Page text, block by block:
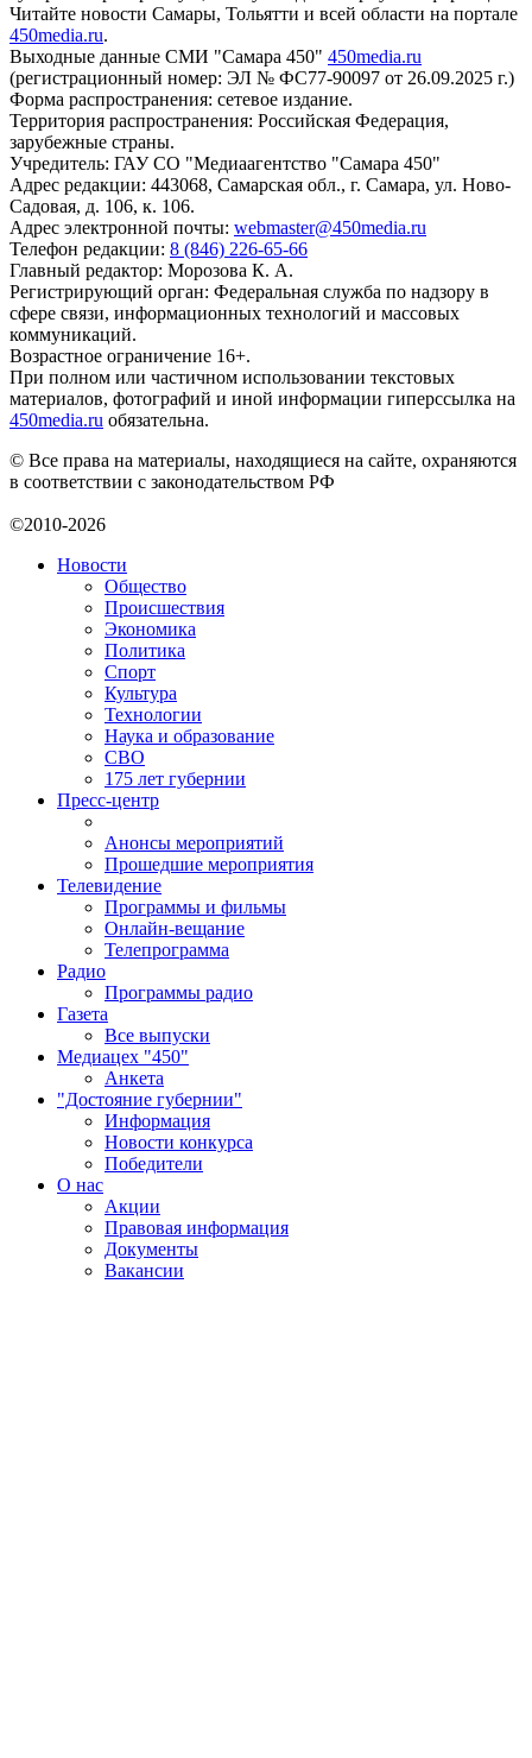
Читайте новости Самары, Тольятти и всей области на портале
450media.ru.
Выходные данные СМИ "Самара 450" 450media.ru
(регистрационный номер: ЭЛ № ФС77-90097 от 26.09.2025 г.)
Форма распространения: сетевое издание.
Территория распространения: Российская Федерация,
зарубежные страны.
Учредитель: ГАУ СО "Медиаагентство "Самара 450"
Адрес редакции: 443068, Самарская обл., г. Самара, ул. Ново-
Садовая, д. 106, к. 106.
Адрес электронной почты: webmaster@450media.ru
Телефон редакции: 8 (846) 226-65-66
Главный редактор: Морозова К. А.
Регистрирующий орган: Федеральная служба по надзору в
сфере связи, информационных технологий и массовых
коммуникаций.
Возрастное ограничение 16+.
При полном или частичном использовании текстовых
материалов, фотографий и иной информации гиперссылка на
450media.ru обязательна.
© Все права на материалы, находящиеся на сайте, охраняются
в соответствии с законодательством РФ
©2010-2026
Новости
Общество
Происшествия
Экономика
Политика
Спорт
Культура
Технологии
Наука и образование
СВО
175 лет губернии
Пресс-центр
Анонсы мероприятий
Прошедшие мероприятия
Телевидение
Программы и фильмы
Онлайн-вещание
Телепрограмма
Радио
Программы радио
Газета
Все выпуски
Медиацех "450"
Анкета
"Достояние губернии"
Информация
Новости конкурса
Победители
О нас
Акции
Правовая информация
Документы
Вакансии